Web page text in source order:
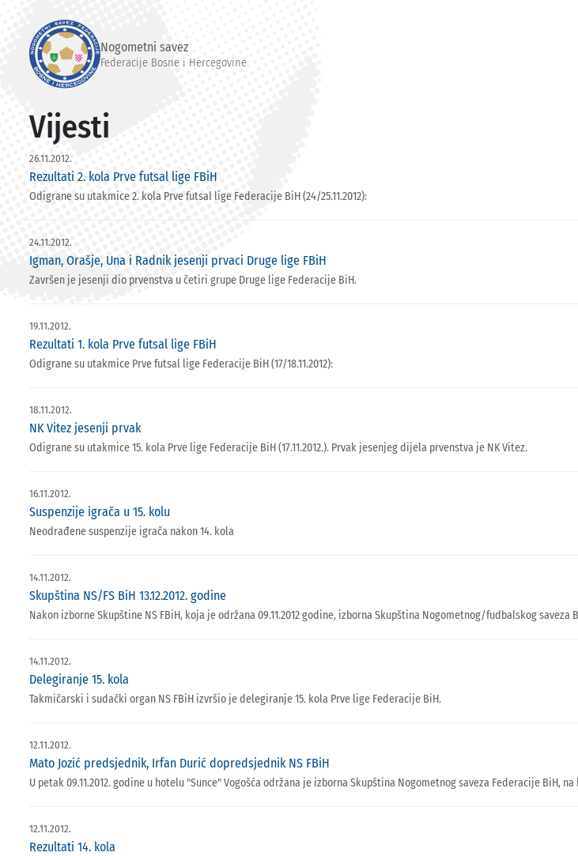
Nogometni savez
Federacije Bosne i Hercegovine
Vijesti
26.11.2012.
Rezultati 2. kola Prve futsal lige FBiH
Odigrane su utakmice 2. kola Prve futsal lige Federacije BiH (24/25.11.2012):
24.11.2012.
Igman, Orašje, Una i Radnik jesenji prvaci Druge lige FBiH
Završen je jesenji dio prvenstva u četiri grupe Druge lige Federacije BiH.
19.11.2012.
Rezultati 1. kola Prve futsal lige FBiH
Odigrane su utakmice Prve futsal lige Federacije BiH (17/18.11.2012):
18.11.2012.
NK Vitez jesenji prvak
Odigrane su utakmice 15. kola Prve lige Federacije BiH (17.11.2012.). Prvak jesenjeg dijela prvenstva je NK Vitez.
16.11.2012.
Suspenzije igrača u 15. kolu
Neodrađene suspenzije igrača nakon 14. kola
14.11.2012.
Skupština NS/FS BiH 13.12.2012. godine
Nakon izborne Skupštine NS FBiH, koja je održana 09.11.2012 godine, izborna Skupština Nogometnog/fudbalskog saveza
14.11.2012.
Delegiranje 15. kola
Takmičarski i sudački organ NS FBiH izvršio je delegiranje 15. kola Prve lige Federacije BiH.
12.11.2012.
Mato Jozić predsjednik, Irfan Durić dopredsjednik NS FBiH
U petak 09.11.2012. godine u hotelu "Sunce" Vogošća održana je izborna Skupština Nogometnog saveza Federacije
12.11.2012.
Rezultati 14. kola